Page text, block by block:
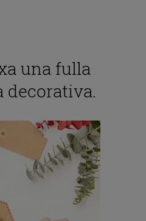
una fulla
decorativa.